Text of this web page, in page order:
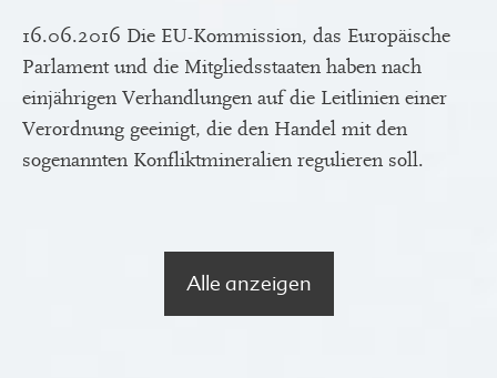
16.06.2016 Die EU-Kommission, das Europäische
Parlament und die Mitgliedsstaaten haben nach
einjährigen Verhandlungen auf die Leitlinien einer
Verordnung geeinigt, die den Handel mit den
sogenannten Konfliktmineralien regulieren soll.
Alle anzeigen